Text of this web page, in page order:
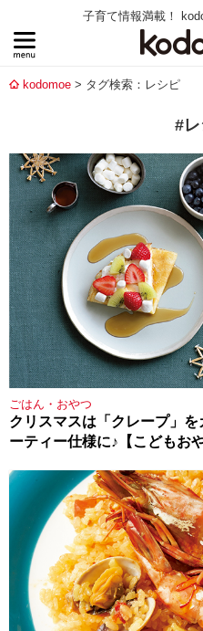
子育て情報満載！
kodomoe タグ検索：レシピ
#
ごはん・おやつ
クリスマスは「クレープ」
ーティー仕様に♪【こどもおや